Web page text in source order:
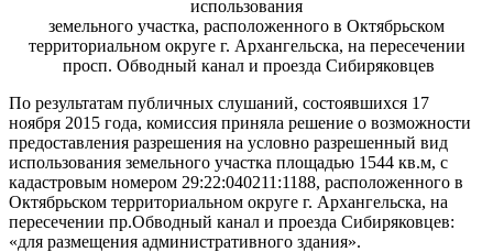
использования
земельного участка, расположенного в Октябрьском
территориальном округе г. Архангельска, на пересечении
просп. Обводный канал и проезда Сибиряковцев
По результатам публичных слушаний, состоявшихся 17
ноября 2015 года, комиссия приняла решение о возможности
предоставления разрешения на условно разрешенный вид
использования земельного участка площадью 1544 кв.м, с
кадастровым номером 29:22:040211:1188, расположенного в
Октябрьском территориальном округе г. Архангельска, на
пересечении пр.Обводный канал и проезда Сибиряковцев:
«для размещения административного здания».